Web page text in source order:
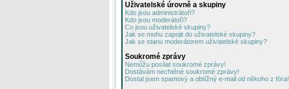
Uživatelské úrovně a skupiny
Kdo jsou administrátoři?
Kdo jsou moderátoři?
Co jsou uživatelské skupiny?
Jak se mohu zapojit do uživatelské skupiny?
Jak se stanu moderátorem uživatelské skupiny?
Soukromé zprávy
Nemůžu posílat soukromé zprávy!
Dostávám nechtěné soukromé zprávy!
Dostal jsem spamový a obtížný e-mail od někoho z fóra!